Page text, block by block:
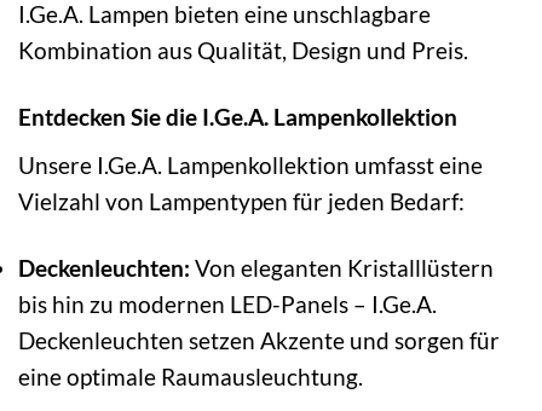
I.Ge.A. Lampen bieten eine unschlagbare
Kombination aus Qualität, Design und Preis.
Entdecken Sie die I.Ge.A. Lampenkollektion
Unsere I.Ge.A. Lampenkollektion umfasst eine
Vielzahl von Lampentypen für jeden Bedarf:
Deckenleuchten: Von eleganten Kristalllüstern
bis hin zu modernen LED-Panels – I.Ge.A.
Deckenleuchten setzen Akzente und sorgen für
eine optimale Raumausleuchtung.